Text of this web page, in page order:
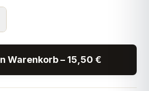
Warenkorb – 15,50 €